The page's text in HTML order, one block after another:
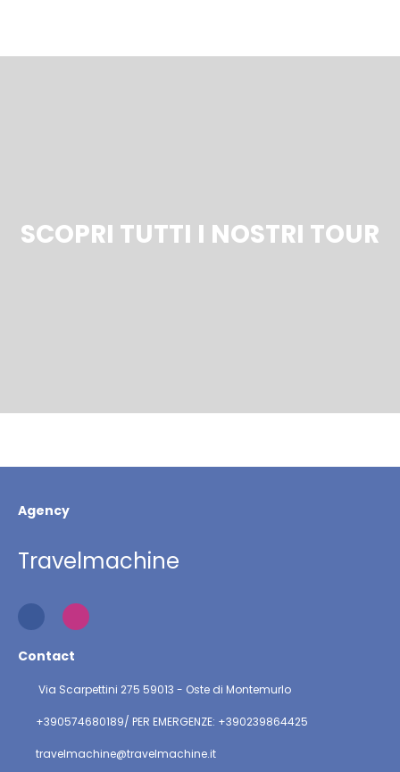
SCOPRI TUTTI I NOSTRI TOUR
Agency
Travelmachine
Contact
Via Scarpettini 275 59013 - Oste di Montemurlo
+390574680189/ PER EMERGENZE: +390239864425
travelmachine@travelmachine.it